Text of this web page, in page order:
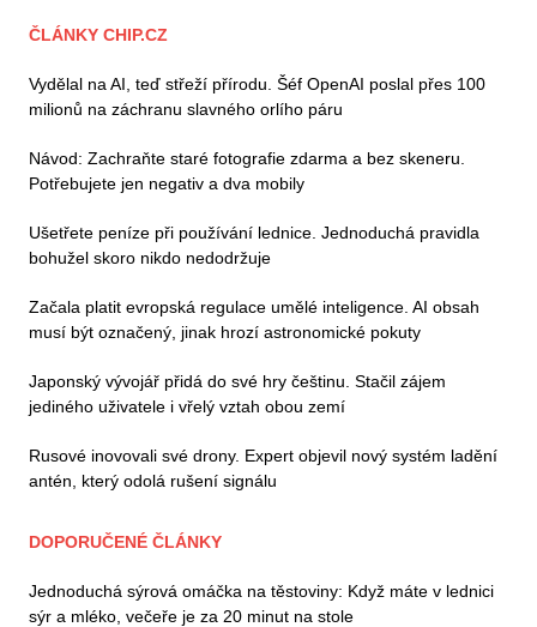
ČLÁNKY CHIP.CZ
Vydělal na AI, teď střeží přírodu. Šéf OpenAI poslal přes 100
milionů na záchranu slavného orlího páru
Návod: Zachraňte staré fotografie zdarma a bez skeneru.
Potřebujete jen negativ a dva mobily
Ušetřete peníze při používání lednice. Jednoduchá pravidla
bohužel skoro nikdo nedodržuje
Začala platit evropská regulace umělé inteligence. AI obsah
musí být označený, jinak hrozí astronomické pokuty
Japonský vývojář přidá do své hry češtinu. Stačil zájem
jediného uživatele i vřelý vztah obou zemí
Rusové inovovali své drony. Expert objevil nový systém ladění
antén, který odolá rušení signálu
DOPORUČENÉ ČLÁNKY
Jednoduchá sýrová omáčka na těstoviny: Když máte v lednici
sýr a mléko, večeře je za 20 minut na stole